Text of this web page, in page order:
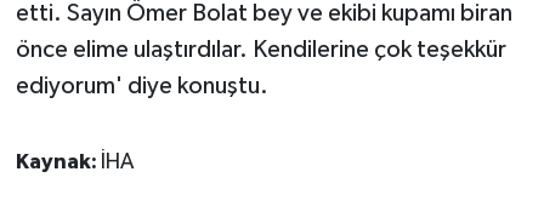
etti. Sayın Ömer Bolat bey ve ekibi kupamı biran
önce elime ulaştırdılar. Kendilerine çok teşekkür
ediyorum' diye konuştu.
Kaynak: İHA